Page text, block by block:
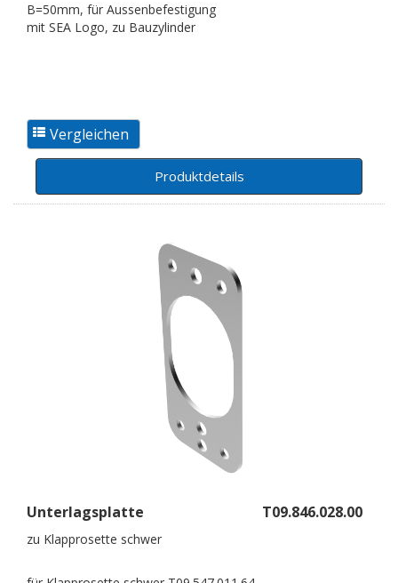
B=50mm, für Aussenbefestigung
mit SEA Logo, zu Bauzylinder
Produktdetails
Unterlagsplatte T09.846.028.00
zu Klapprosette schwer